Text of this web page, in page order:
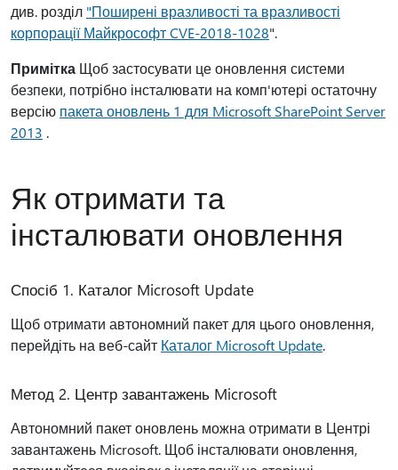
див. розділ "Поширені вразливості та вразливості
корпорації Майкрософт CVE-2018-1028".
Примітка Щоб застосувати це оновлення системи
безпеки, потрібно інсталювати на комп'ютері остаточну
версію пакета оновлень 1 для Microsoft SharePoint Server
2013 .
Як отримати та
інсталювати оновлення
Спосіб 1. Каталог Microsoft Update
Щоб отримати автономний пакет для цього оновлення,
перейдіть на веб-сайт Каталог Microsoft Update.
Метод 2. Центр завантажень Microsoft
Автономний пакет оновлень можна отримати в Центрі
завантажень Microsoft. Щоб інсталювати оновлення,